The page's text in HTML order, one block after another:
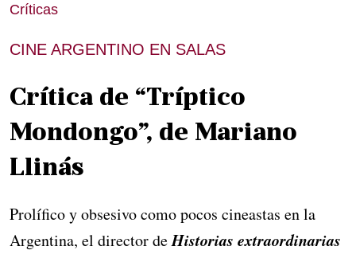
Críticas
CINE ARGENTINO EN SALAS
Crítica de “Tríptico
Mondongo”, de Mariano
Llinás
Prolífico y obsesivo como pocos cineastas en la
Argentina, el director deHistorias extraordinarias